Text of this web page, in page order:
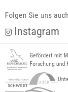
Folgen Sie uns
Instagram
Gefördert mit
Forschung und